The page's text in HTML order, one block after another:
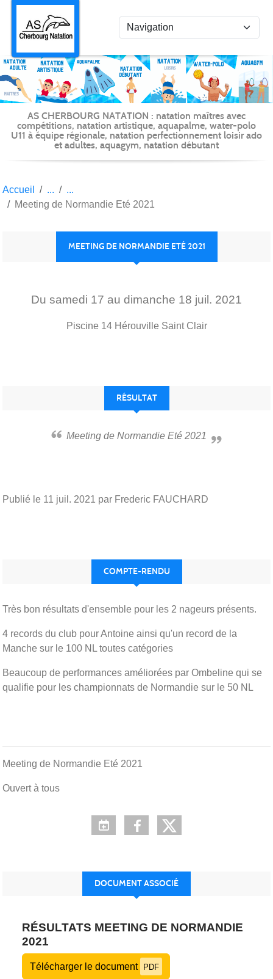
AS CHERBOURG NATATION : natation maîtres avec
compétitions, natation artistique, aquapalme, water-polo
U11 à équipe régionale, natation perfectionnement loisir ado
et adultes, aquagym, natation débutant
Accueil
Meeting de Normandie Eté 2021
MEETING DE NORMANDIE ETÉ 2021
Du samedi 17 au dimanche 18 juil. 2021
Piscine 14 Hérouville Saint Clair
RÉSULTAT
Meeting de Normandie Eté 2021
Publié le 11 juil. 2021 par Frederic FAUCHARD
COMPTE-RENDU
Très bon résultats d'ensemble pour les 2 nageurs présents.
4 records du club pour Antoine ainsi qu'un record de la
Manche sur le 100 NL toutes catégories
Beaucoup de performances améliorées par Ombeline qui se
qualifie pour les championnats de Normandie sur le 50 NL
Meeting de Normandie Eté 2021
Ouvert à tous
DOCUMENT ASSOCIÉ
RÉSULTATS MEETING DE NORMANDIE
2021
Télécharger le document PDF
Panneau de gestion des cookies